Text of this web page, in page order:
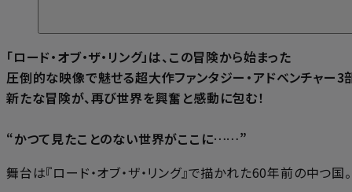
「ロード・オブ・ザ・リング」は、この冒険から始まった――
圧倒的な映像で魅せる超大作ファンタジー・アドベンチャー
新たな冒険が、再び世界を興奮と感動に包む！
“かつて見たことのない世界がここに……”
舞台は『ロード・オブ・ザ・リング』で描かれた60年前の中つ国。